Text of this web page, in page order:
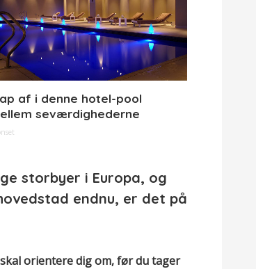
af i denne hotel-pool
seværdighederne
storbyer i Europa, og
endnu, er det på
orientere dig om, før du tager